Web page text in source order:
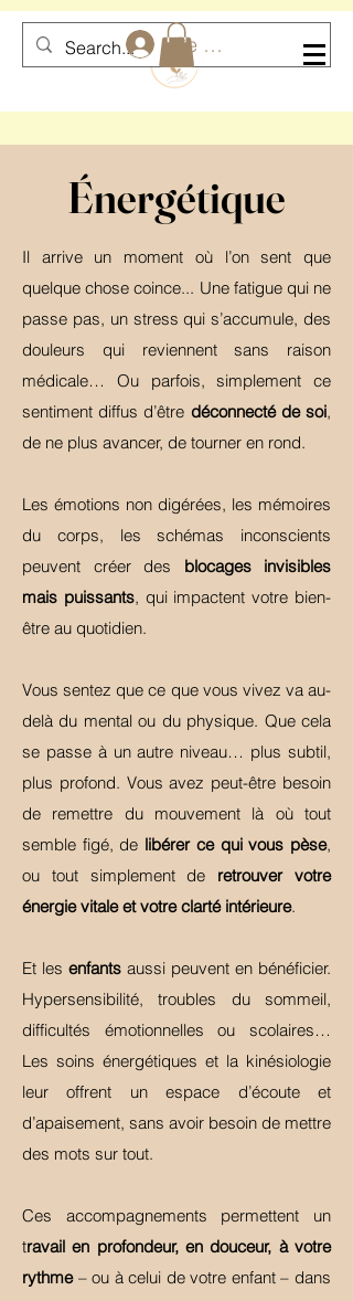
Se connecter
Énergétique
Il arrive un moment où l’on sent que
quelque chose coince... Une fatigue qui ne
passe pas, un stress qui s’accumule, des
douleurs qui reviennent sans raison
médicale… Ou parfois, simplement ce
sentiment diffus d’être déconnecté de soi,
de ne plus avancer, de tourner en rond.
Les émotions non digérées, les mémoires
du corps, les schémas inconscients
peuvent créer des blocages invisibles
mais puissants, qui impactent votre bien-
être au quotidien.
Vous sentez que ce que vous vivez va au-
delà du mental ou du physique. Que cela
se passe à un autre niveau… plus subtil,
plus profond. Vous avez peut-être besoin
de remettre du mouvement là où tout
semble figé, de libérer ce qui vous pèse,
ou tout simplement de retrouver votre
énergie vitale et votre clarté intérieure.
Et les enfants aussi peuvent en bénéficier.
Hypersensibilité, troubles du sommeil,
difficultés émotionnelles ou scolaires…
Les soins énergétiques et la kinésiologie
leur offrent un espace d’écoute et
d’apaisement, sans avoir besoin de mettre
des mots sur tout.
Ces accompagnements permettent un
travail en profondeur, en douceur, à votre
rythme– ou à celui de votre enfant – dans